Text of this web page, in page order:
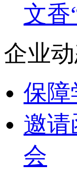
文香
企业
保障
邀请
会